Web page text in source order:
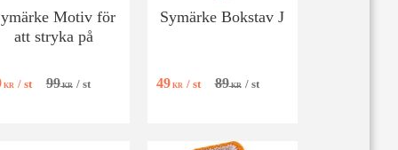
Motiv för
att stryka på
KR / st 99KR / st
Symärke Bokstav J
49KR / st 89KR / st